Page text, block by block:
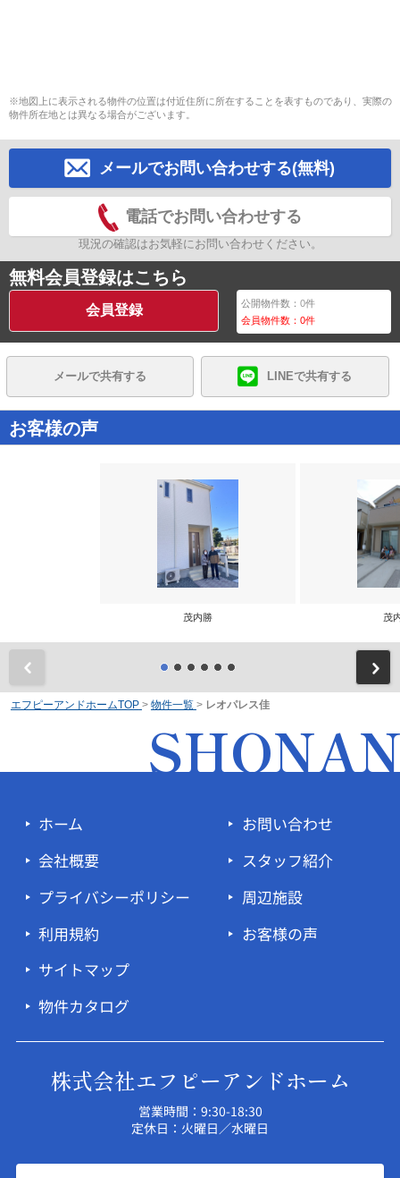
※地図上に表示される物件の位置は付近住所に所在することを表すものであり、実際の
物件所在地とは異なる場合がございます。
メールでお問い合わせする(無料)
電話でお問い合わせする
現況の確認はお気軽にお問い合わせください。
無料会員登録はこちら
会員登録 公開物件数：0件
会員物件数：0件
メールで共有する LINEで共有する
お客様の声
茂内勝 茂
エフピーアンドホームTOP > 物件一覧 > レオパレス佳
ホーム
会社概要
プライバシーポリシー
利用規約
サイトマップ
物件カタログ
お問い合わせ
スタッフ紹介
周辺施設
お客様の声
株式会社エフピーアンドホーム
営業時間：9:30-18:30
定休日：火曜日／水曜日